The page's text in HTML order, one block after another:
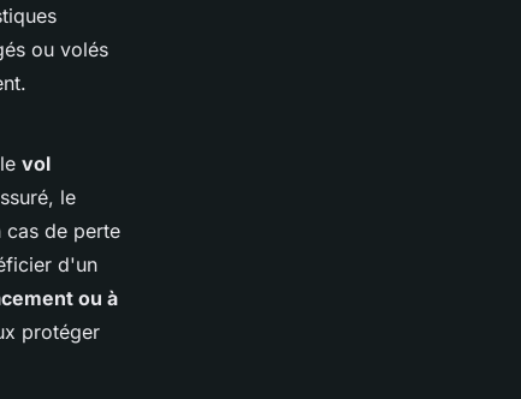
ou volés
vol
le
cas de perte
d'un
ou à
protéger